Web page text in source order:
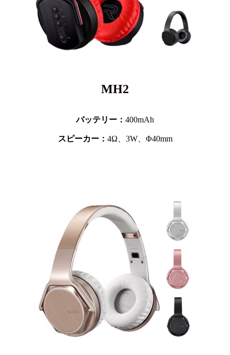
MH2
バッテリー： 400mAh
スピーカー： 4Ω、3W、Φ40mm